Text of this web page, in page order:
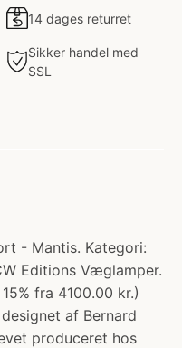
14 dages returret
Sikker handel med
SSL
- Mantis. Kategori:
Editions Væglamper.
fra 4100.00 kr.)
af Bernard
produceret hos